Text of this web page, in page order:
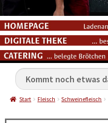
Start Fleisch Schweinefleisch